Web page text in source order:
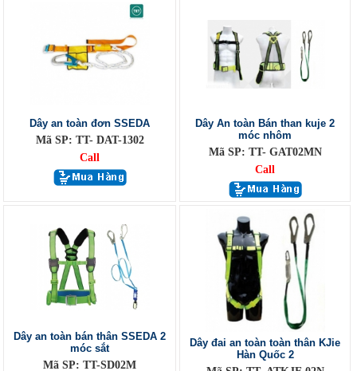
Dây an toàn đơn SSEDA
Mã SP: TT- DAT-1302
Call
Dây An toàn Bán than kuje 2
móc nhôm
Mã SP: TT- GAT02MN
Call
Dây an toàn bán thân SSEDA 2
móc sắt
Mã SP: TT-SD02M
Dây đai an toàn toàn thân KJie
Hàn Quốc 2